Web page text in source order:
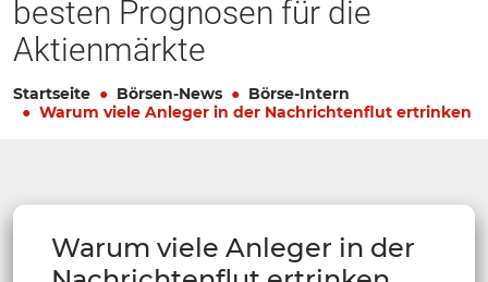
besten Prognosen für die
Aktienmärkte
Startseite Börsen-News
Börse-Intern
Warum viele Anleger in der Nachrichtenflut ertrinken
Warum viele Anleger in der